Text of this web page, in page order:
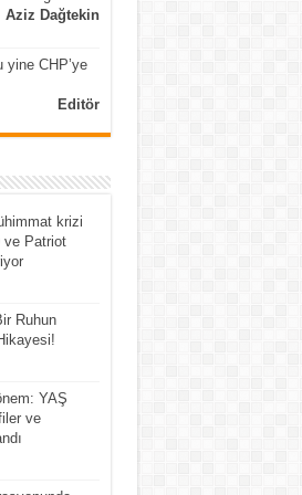
Aziz Dağtekin
yine CHP’ye
Editör
krizi
ve Patriot
Ruhun
YAŞ
ve